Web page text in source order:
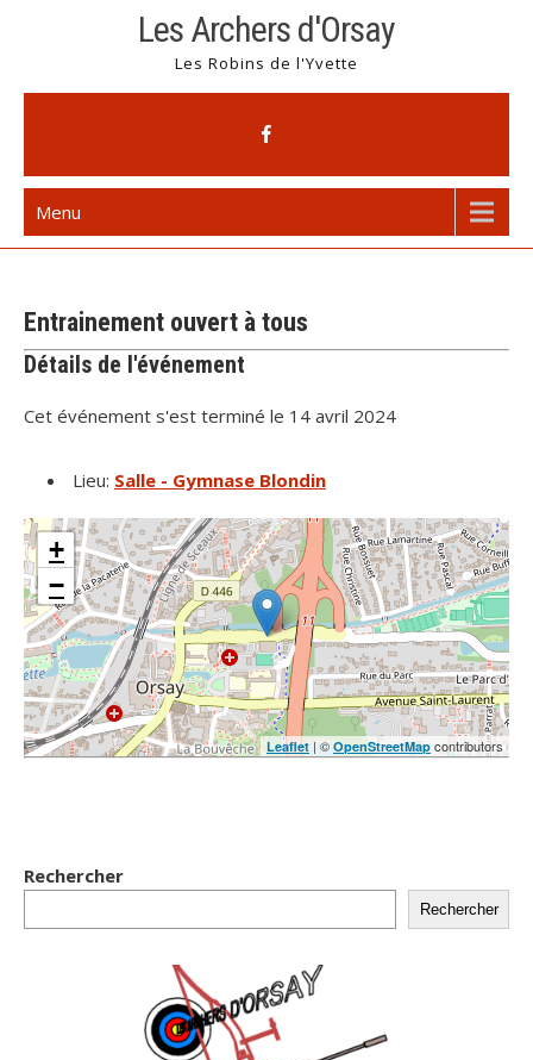
Les Archers d'Orsay
Les Robins de l'Yvette
Menu
Entrainement ouvert à tous
Détails de l'événement
Cet événement s'est terminé le 14 avril 2024
Lieu: Salle - Gymnase Blondin
+
−
Leaflet | © OpenStreetMap contributors
Rechercher
Rechercher